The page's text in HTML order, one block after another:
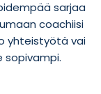
sarjaa
coachiisi
yhteistyötä vai
sopivampi.